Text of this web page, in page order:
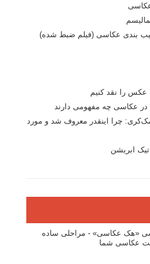
عکاسی
بندی عکاسی (فیلم ضبط شده)
را نقد کنیم
در عکاسی چه مفهومی دارند
مک‌کری: چرا اینقدر معروف شد و مورد
ابریشن
«هک عکاسی» - مراحلی ساده
عکاسی شما